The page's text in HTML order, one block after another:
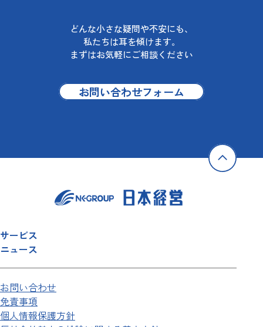
どんな小さな疑問や不安にも、
私たちは耳を傾けます。
まずはお気軽にご相談ください
お問い合わせフォーム
サービス
ニュース
お問い合わせ
免責事項
個人情報保護方針